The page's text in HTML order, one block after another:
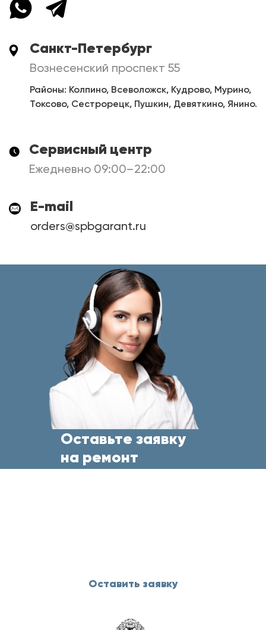
Санкт-Петербург
Вознесенский проспект 55
Районы: Колпино, Всеволожск, Кудрово, Мурино,
Токсово, Сестрорецк, Пушкин, Девяткино, Янино.
Сервисный центр
Ежедневно 09:00–22:00
E-mail
orders@spbgarant.ru
Оставьте заявку
на ремонт
Оставить заявку